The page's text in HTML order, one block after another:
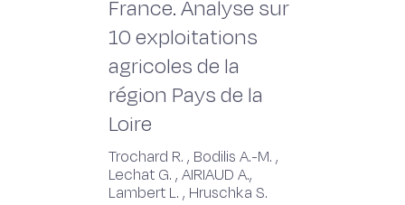
France. Analyse sur
10 exploitations
agricoles de la
région Pays de la
Loire
Trochard R. , Bodilis A.-M. ,
Lechat G. , AIRIAUD A.,
Lambert L. , Hruschka S.